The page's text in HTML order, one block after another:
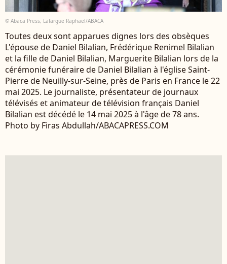
© Abaca Press, Lafargue Raphael/ABACA
Toutes deux sont apparues dignes lors des obsèques
L'épouse de Daniel Bilalian, Frédérique Renimel Bilalian
et la fille de Daniel Bilalian, Marguerite Bilalian lors de la
cérémonie funéraire de Daniel Bilalian à l'église Saint-
Pierre de Neuilly-sur-Seine, près de Paris en France le 22
mai 2025. Le journaliste, présentateur de journaux
télévisés et animateur de télévision français Daniel
Bilalian est décédé le 14 mai 2025 à l'âge de 78 ans.
Photo by Firas Abdullah/ABACAPRESS.COM